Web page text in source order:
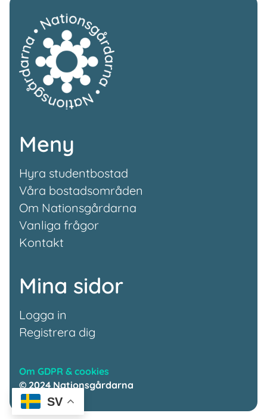
Om GDPR & cookies
© 2024 Nationsgårdarna
Meny
Hyra studentbostad
Våra bostadsområden
Om Nationsgårdarna
Vanliga frågor
Kontakt
Mina sidor
Logga in
Registrera dig
SV